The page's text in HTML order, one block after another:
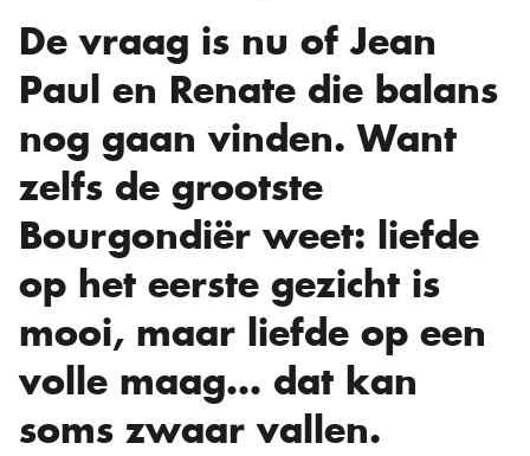
De vraag is nu of Jean
Paul en Renate die balans
nog gaan vinden. Want
zelfs de grootste
Bourgondiër weet: liefde
op het eerste gezicht is
mooi, maar liefde op een
volle maag… dat kan
soms zwaar vallen.